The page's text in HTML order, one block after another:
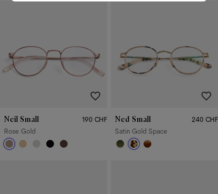
Neil Small
190 CHF
Rose Gold
Ned Small
240 CHF
Satin Gold Space